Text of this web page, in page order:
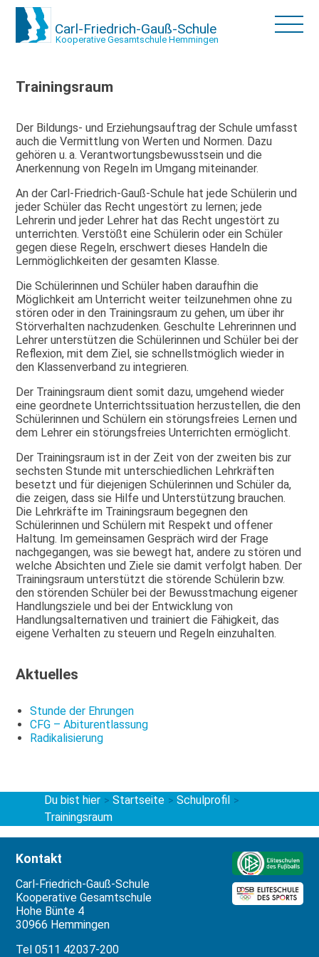
Carl-Friedrich-Gauß-Schule
Kooperative Gesamtschule Hemmingen
Trainingsraum
Der Bildungs- und Erziehungsauftrag der Schule umfasst
auch die Vermittlung von Werten und Normen. Dazu
gehören u. a. Verantwortungsbewusstsein und die
Anerkennung von Regeln im Umgang miteinander.
An der Carl-Friedrich-Gauß-Schule hat jede Schülerin und
jeder Schüler das Recht ungestört zu lernen; jede
Lehrerin und jeder Lehrer hat das Recht ungestört zu
unterrichten. Verstößt eine Schülerin oder ein Schüler
gegen diese Regeln, erschwert dieses Handeln die
Lernmöglichkeiten der gesamten Klasse.
Die Schülerinnen und Schüler haben daraufhin die
Möglichkeit am Unterricht weiter teilzunehmen ohne zu
stören oder in den Trainingsraum zu gehen, um über ihr
Störverhalten nachzudenken. Geschulte Lehrerinnen und
Lehrer unterstützen die Schülerinnen und Schüler bei der
Reflexion, mit dem Ziel, sie schnellstmöglich wieder in
den Klassenverband zu integrieren.
Der Trainingsraum dient somit dazu, umgehend wieder
eine geordnete Unterrichtssituation herzustellen, die den
Schülerinnen und Schülern ein störungsfreies Lernen und
dem Lehrer ein störungsfreies Unterrichten ermöglicht.
Der Trainingsraum ist in der Zeit von der zweiten bis zur
sechsten Stunde mit unterschiedlichen Lehrkräften
besetzt und für diejenigen Schülerinnen und Schüler da,
die zeigen, dass sie Hilfe und Unterstützung brauchen.
Die Lehrkräfte im Trainingsraum begegnen den
Schülerinnen und Schülern mit Respekt und offener
Haltung. Im gemeinsamen Gespräch wird der Frage
nachgegangen, was sie bewegt hat, andere zu stören und
welche Absichten und Ziele sie damit verfolgt haben. Der
Trainingsraum unterstützt die störende Schülerin bzw.
den störenden Schüler bei der Bewusstmachung eigener
Handlungsziele und bei der Entwicklung von
Handlungsalternativen und trainiert die Fähigkeit, das
eigene Verhalten zu steuern und Regeln einzuhalten.
Aktuelles
Stunde der Ehrungen
CFG – Abiturentlassung
Radikalisierung
Du bist hier > Startseite > Schulprofil >
Trainingsraum
Kontakt
Carl-Friedrich-Gauß-Schule
Kooperative Gesamtschule
Hohe Bünte 4
30966 Hemmingen
Tel 0511 42037-200